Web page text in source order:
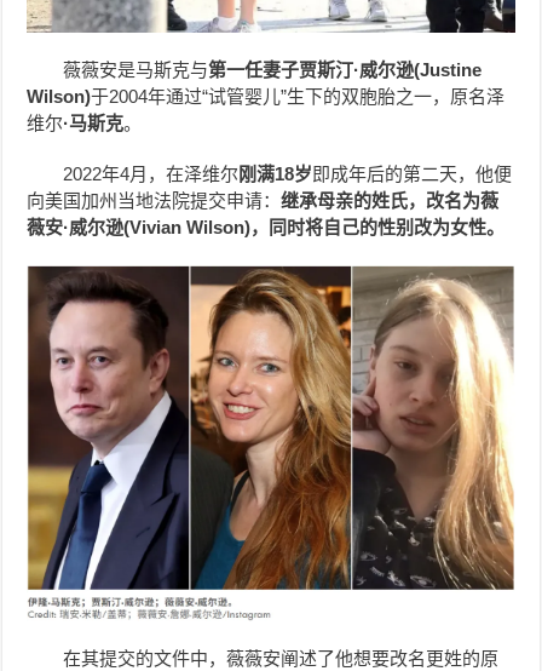
薇薇安是马斯克与第一任妻子贾斯汀·威尔逊(Justine
Wilson)于2004年通过“试管婴儿”生下的双胞胎之一，原名泽
维尔·马斯克。
2022年4月，在泽维尔 刚满18岁即成年后的第二天，他便
向美国加州当地法院提交申请：继承母亲的姓氏，改名为薇
薇安·威尔逊(Vivian Wilson)，同时将自己的性别改为女性。
在其提交的文件中，薇薇安阐述了他想要改名更姓的原